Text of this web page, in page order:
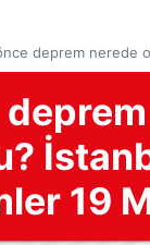
deprem nerede
19